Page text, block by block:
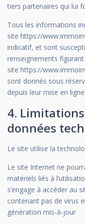
tiers partenaires qui lui
Tous les informations
site https://
indicatif, et sont
renseignements
site https://
sont donnés sous
depuis leur mise en ligne.
4.
données
Le site utilise la
Le site Internet ne
matériels liés à
s’engage à accéder au
contenant pas de virus
génération mis-à-jour